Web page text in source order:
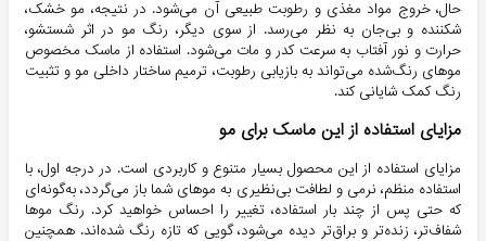
حال، خروج مواد مغذی و رطوبت طبیعی آن می‌شود. در نتیجه، مو خشک،
شکننده و بی‌جان به نظر می‌رسد. از سوی دیگر، رنگ مو در اثر شستشو،
حرارت و نور آفتاب به سرعت کدر و مات می‌شود. استفاده از ماسک مخصوص
موهای رنگ‌شده می‌تواند به بازیابی رطوبت، ترمیم ساختار داخلی مو و تثبیت
رنگ کمک شایانی کند.
مزایای استفاده از این ماسک برای مو
مزایای استفاده از این محصول بسیار متنوع و کاربردی است. در درجه اول، با
استفاده منظم، نرمی و لطافت بی‌نظیری به موهای شما باز می‌گردد، به‌گونه‌ای
که حتی پس از چند بار استفاده، تغییر را احساس خواهید کرد. رنگ موها
شفاف‌تر، زنده‌تر و براق‌تر دیده می‌شود، گویی که تازه رنگ شده‌اند. همچنین